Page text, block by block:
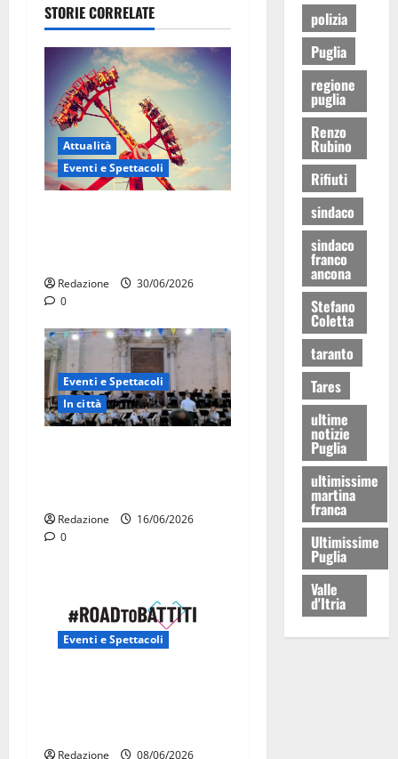
STORIE CORRELATE
Attualità
Eventi e Spettacoli
Redazione
30/06/2026
0
Eventi e Spettacoli
In città
Redazione
16/06/2026
0
Eventi e Spettacoli
Redazione 08/06/2026
polizia
Puglia
regione
puglia
Renzo
Rubino
Rifiuti
sindaco
sindaco
franco
ancona
Stefano
Coletta
taranto
Tares
ultime
notizie
Puglia
ultimissime
martina
franca
Ultimissime
Puglia
Valle
d'Itria